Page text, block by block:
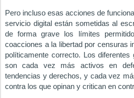
Pero incluso esas acciones de
servicio digital están sometidas al
de forma grave los límites
coacciones a la libertad por censuras
políticamente correcto. Los
son cada vez más activos en
tendencias y derechos, y cada vez
contra los que opinan y critican en